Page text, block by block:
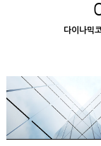
다이나믹